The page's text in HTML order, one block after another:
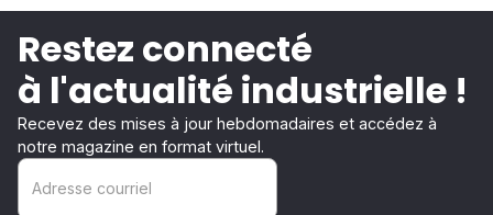
Restez connecté
à l'actualité industrielle !
Recevez des mises à jour hebdomadaires et accédez à
notre magazine en format virtuel.